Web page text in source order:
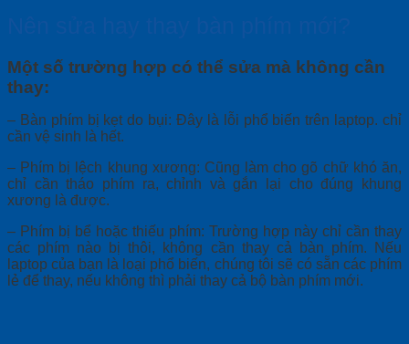
Một số trường hợp có thể sửa mà không cần
thay:
– Bàn phím bị kẹt do bụi: Đây là lỗi phổ biến trên laptop. chỉ
cần vệ sinh là hết.
– Phím bị lệch khung xương: Cũng làm cho gõ chữ khó ăn,
chỉ cần tháo phím ra, chỉnh và gắn lại cho đúng khung
xương là được.
– Phím bị bể hoặc thiếu phím: Trường hợp này chỉ cần thay
các phím nào bị thôi, không cần thay cả bàn phím. Nếu
laptop của bạn là loại phổ biến, chúng tôi sẽ có sẵn các phím
lẻ để thay, nếu không thì phải thay cả bộ bàn phím mới.